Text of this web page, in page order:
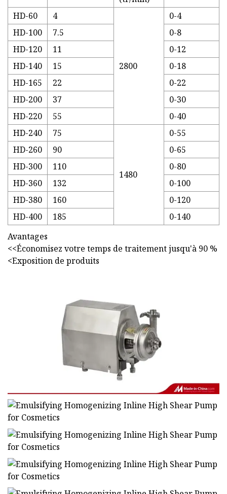
HD-60
4
2800
0-4
HD-100
7.5
0-8
HD-120
11
0-12
HD-140
15
0-18
HD-165
22
0-22
HD-200
37
0-30
HD-220
55
0-40
HD-240
75
1480
0-55
HD-260
90
0-65
HD-300
110
0-80
HD-360
132
0-100
HD-380
160
0-120
HD-400
185
0-140
Avantages
<<Économisez votre temps de traitement jusqu'à 90 %
<Exposition de produits